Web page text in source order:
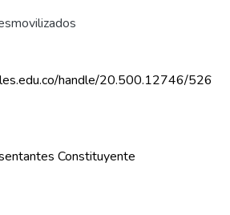
handle/20.500.12746/526
Constituyente